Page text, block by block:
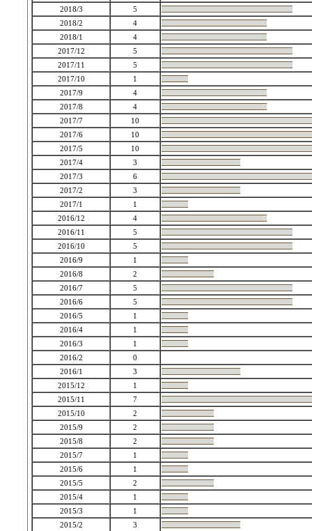
2018/3
5
2018/2
4
2018/1
4
2017/12
5
2017/11
5
2017/10
1
2017/9
4
2017/8
4
2017/7
10
2017/6
10
2017/5
10
2017/4
3
2017/3
6
2017/2
3
2017/1
1
2016/12
4
2016/11
5
2016/10
5
2016/9
1
2016/8
2
2016/7
5
2016/6
5
2016/5
1
2016/4
1
2016/3
1
2016/2
0
2016/1
3
2015/12
1
2015/11
7
2015/10
2
2015/9
2
2015/8
2
2015/7
1
2015/6
1
2015/5
2
2015/4
1
2015/3
1
2015/2
3